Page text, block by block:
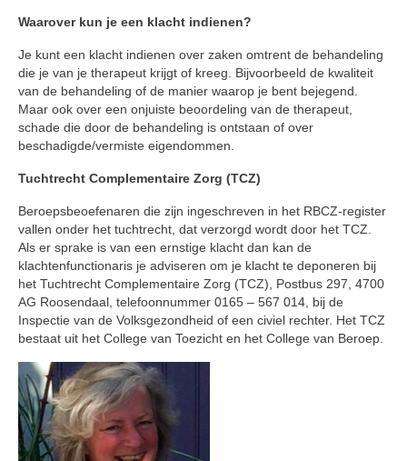
Waarover kun je een klacht indienen?
Je kunt een klacht indienen over zaken omtrent de behandeling
die je van je therapeut krijgt of kreeg. Bijvoorbeeld de kwaliteit
van de behandeling of de manier waarop je bent bejegend.
Maar ook over een onjuiste beoordeling van de therapeut,
schade die door de behandeling is ontstaan of over
beschadigde/vermiste eigendommen.
Tuchtrecht Complementaire Zorg (TCZ)
Beroepsbeoefenaren die zijn ingeschreven in het RBCZ-register
vallen onder het tuchtrecht, dat verzorgd wordt door het TCZ.
Als er sprake is van een ernstige klacht dan kan de
klachtenfunctionaris je adviseren om je klacht te deponeren bij
het Tuchtrecht Complementaire Zorg (TCZ), Postbus 297, 4700
AG Roosendaal, telefoonnummer 0165 – 567 014, bij de
Inspectie van de Volksgezondheid of een civiel rechter. Het TCZ
bestaat uit het College van Toezicht en het College van Beroep.